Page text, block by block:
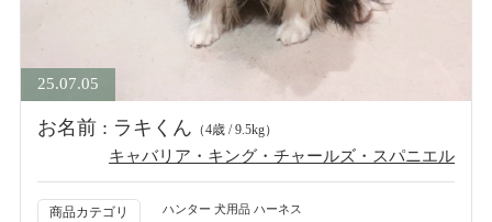
25.07.05
お名前 : ラキくん （4歳 / 9.5kg）
キャバリア・キング・チャールズ・スパニエル
商品カテゴリ ハンター 犬用品 ハーネス